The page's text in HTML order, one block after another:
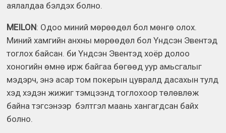
аялалдаа бэлдэх болно.
MEILON: Одоо миний мөрөөдөл бол мөнгө олох.
Миний хамгийн анхны мөрөөдөл бол Үндсэн Эвентэд
тоглох байсан. би Үндсэн Эвентэд хоёр долоо
хоногийн өмнө ирж байгаа бөгөөд уур амьсгалыг
мэдэрч, энэ асар том покерын цувралд дасахын тулд
хэд хэдэн жижиг тэмцээнд тоглохоор төлөвлөж
байна тэгсэнээр бэлтгэл маань хангагдсан байх
болно.